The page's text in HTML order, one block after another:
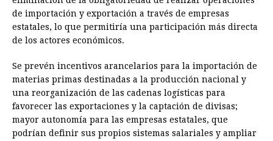
de importación y exportación a través de empresas
estatales, lo que permitiría una participación más directa
de los actores económicos.
Se prevén incentivos arancelarios para la importación de
materias primas destinadas a la producción nacional y
una reorganización de las cadenas logísticas para
favorecer las exportaciones y la captación de divisas;
mayor autonomía para las empresas estatales, que
podrían definir sus propios sistemas salariales y ampliar